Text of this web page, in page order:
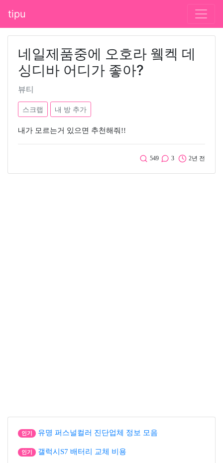
tipu
네일제품중에 오호라 윀켁 데
싱디바 어디가 좋아?
뷰티
스크랩 내 방 추가
내가 모르는거 있으면 추천해줘!!
549 3 2년 전
인기 유명 퍼스널컬러 진단업체 정보 모음
인기 갤럭시S7 배터리 교체 비용